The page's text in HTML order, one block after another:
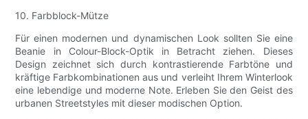
10. Farbblock-Mütze
Für einen modernen und dynamischen Look sollten Sie eine
Beanie in Colour-Block-Optik in Betracht ziehen. Dieses
Design zeichnet sich durch kontrastierende Farbtöne und
kräftige Farbkombinationen aus und verleiht Ihrem Winterlook
eine lebendige und moderne Note. Erleben Sie den Geist des
urbanen Streetstyles mit dieser modischen Option.